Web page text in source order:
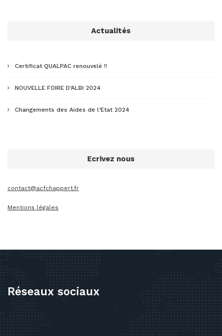
Actualités
Certificat QUALPAC renouvelé !!
NOUVELLE FOIRE D’ALBI 2024
Changements des Aides de l’Etat 2024
Ecrivez nous
contact@acfchappert.fr
Mentions légales
Réseaux sociaux